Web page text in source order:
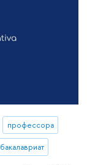
профессора
бакалавриат